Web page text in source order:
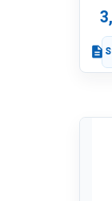
description